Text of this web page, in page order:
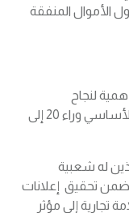
الأموال المنفقة
لنجاح
المؤسسة، فالحديث الشفهي هو العامل الأساسي وراء 20 إلى
له شعبية
تحقيق إعلانات
تجارية إلى مؤثر